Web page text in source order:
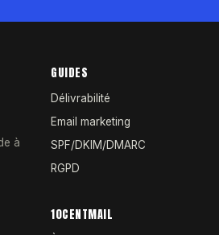
à
GUIDES
Délivrabilité
Email marketing
SPF/DKIM/DMARC
RGPD
10CENTMAIL